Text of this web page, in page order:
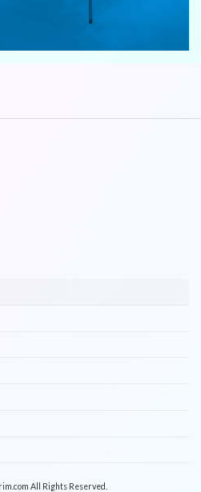
All Rights Reserved.